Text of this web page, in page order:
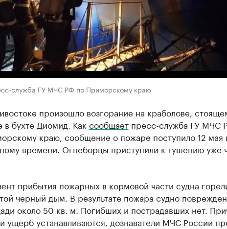
служба ГУ МЧС РФ по Приморскому краю
произошло возгорание на краболове,
в бухте Диомид. Как сообщаетпресс-служба ГУ МЧС
краю, сообщение о пожаре поступило 12 мая
времени. Огнеборцы приступили к тушению уже
прибытия пожарных в кормовой части судна
черный дым. В результате пожара судно
около 50 кв. м. Погибших и пострадавших нет.
ущерб устанавливаются, дознаватели МЧС России